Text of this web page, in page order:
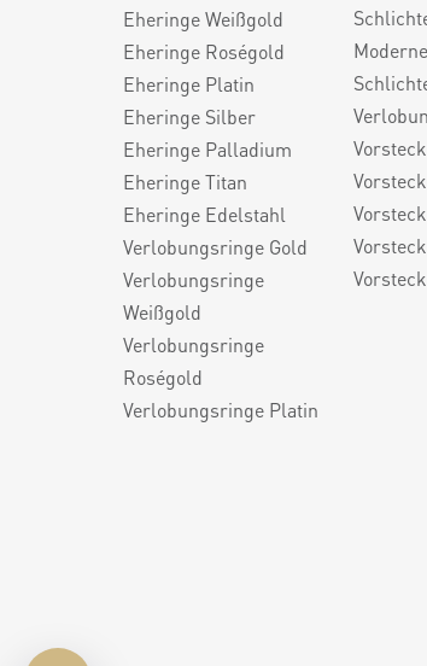
Eheringe Weißgold
Eheringe Roségold
Eheringe Platin
Eheringe Silber
Eheringe Palladium
Eheringe Titan
Eheringe Edelstahl
Verlobungsringe Gold
Verlobungsringe
Weißgold
Verlobungsringe
Roségold
Verlobungsringe Platin